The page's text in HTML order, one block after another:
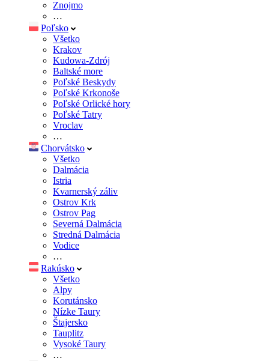
Znojmo
…
Poľsko
Všetko
Krakov
Kudowa-Zdrój
Baltské more
Poľské Beskydy
Poľské Krkonoše
Poľské Orlické hory
Poľské Tatry
Vroclav
…
Chorvátsko
Všetko
Dalmácia
Istria
Kvarnerský záliv
Ostrov Krk
Ostrov Pag
Severná Dalmácia
Stredná Dalmácia
Vodice
…
Rakúsko
Všetko
Alpy
Korutánsko
Nízke Taury
Štajersko
Tauplitz
Vysoké Taury
…